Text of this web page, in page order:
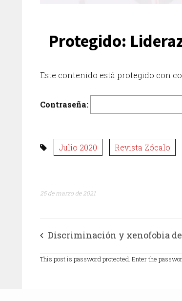
Protegido:
Este contenido está protegido con
Contraseña:
Julio 2020 Revista Zócalo
25 de marzo de 2021
Discriminación y xenofobia
This post is password protected. Enter the